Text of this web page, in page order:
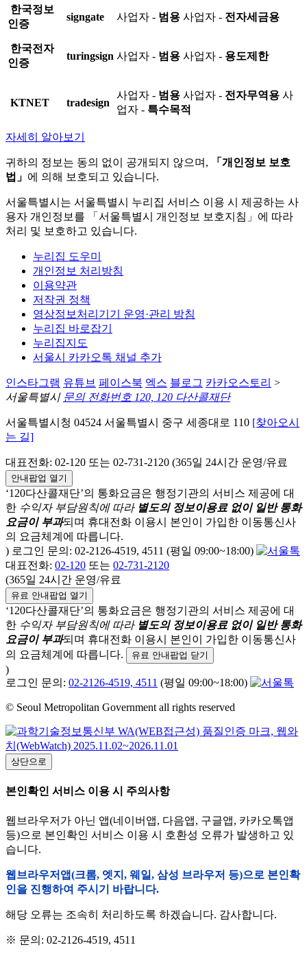
한국정보
인증
signgate 사업자 - 범용 사업자 - 전자세금용
한국전자
인증
turingsign 사업자 - 범용 사업자 - 용도제한
KTNET tradesign
사업자 - 범용 사업자 - 전자무역용 사
업자 - 특수목적
자세히 알아보기
귀하의 정보는 동의 없이 공개되지 않으며,
「개인정보 보호
법」 에 의해 보호되고 있습니다.
서울특별시는 서울특별시 누리집 서비스 이용 시 제공하는 사
용자 개인정보를 「서울특별시 개인정보 보호지침」에 따라
처리 및 보호하고 있습니다.
누리집 도우미
개인정보 처리방침
이용약관
저작권 정책
영상정보처리기기 운영·관리 방침
누리집 바로잡기
누리집지도
서울시 카카오톡 채널 추가
인스타그램 유튜브 페이스북 엑스 블로그 카카오스토리 >
서울특별시 문의 전화번호 120, 120 다산콜재단
서울특별시청 04524 서울특별시 중구 세종대로 110 [찾아오시
는 길]
대표전화: 02-120 또는 02-731-2120 (365일 24시간 운영/유료
안내팝업 열기
‘120다산콜재단’의 통화요금은 행정기관의 서비스 제공에 대
한 수익자 부담원칙에 따라 별도의 정보이용료 없이 일반 통화
요금이 부과되며 휴대전화 이용시 본인이 가입한 이동통신사
의 요금체계에 따릅니다.
) 로그인 문의: 02-2126-4519, 4511 (평일 09:00~18:00)
대표전화: 02-120 또는 02-731-2120
(365일 24시간 운영/유료
유료 안내팝업 열기
‘120다산콜재단’의 통화요금은 행정기관의 서비스 제공에 대
한 수익자 부담원칙에 따라 별도의 정보이용료 없이 일반 통화
요금이 부과되며 휴대전화 이용시 본인이 가입한 이동통신사
의 요금체계에 따릅니다.
유료 안내팝업 닫기
)
로그인 문의: 02-2126-4519, 4511 (평일 09:00~18:00)
© Seoul Metropolitan Government all rights reserved
상단으로
본인확인 서비스 이용 시 주의사항
웹브라우저가 아닌 앱(네이버앱, 다음앱, 구글앱, 카카오톡앱
등)으로 본인확인 서비스 이용 시 호환성 오류가 발생하고 있
습니다.
웹브라우저앱(크롬, 엣지, 웨일, 삼성 브라우저 등)으로 본인확
인을 진행하여 주시기 바랍니다.
해당 오류는 조속히 처리하도록 하겠습니다. 감사합니다.
※ 문의: 02-2126-4519, 4511